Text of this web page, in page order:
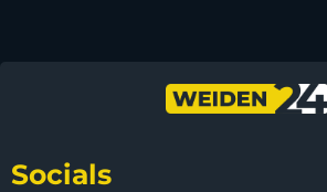
Socials